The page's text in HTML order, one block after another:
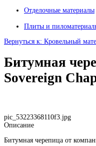
Отделочные материалы
Плиты и
Вернуться к: Кровельный
Битумная
Sovereign
pic_53223368110f3.jpg
Описание
Битумная черепица от